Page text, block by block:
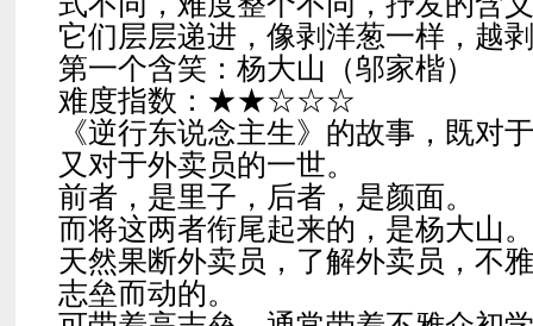
它们层层递进，像剥洋葱一样，越
第一个含笑：杨大山（邬家楷）
难度指数：★★☆☆☆
《逆行东说念主生》的故事，既对
又对于外卖员的一世。
前者，是里子，后者，是颜面。
而将这两者衔尾起来的，是杨大山。
天然果断外卖员，了解外卖员，不
志垒而动的。